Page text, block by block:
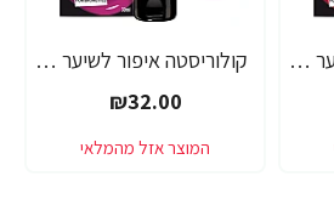
קולוריסטה איפור לשיער אדום 30 מ"ל - מבית L'OREAL PARIS
קולוריסטה איפור לשיער ורוד כהה 30 מ"ל - מבית L'OREAL PARIS
₪32.00